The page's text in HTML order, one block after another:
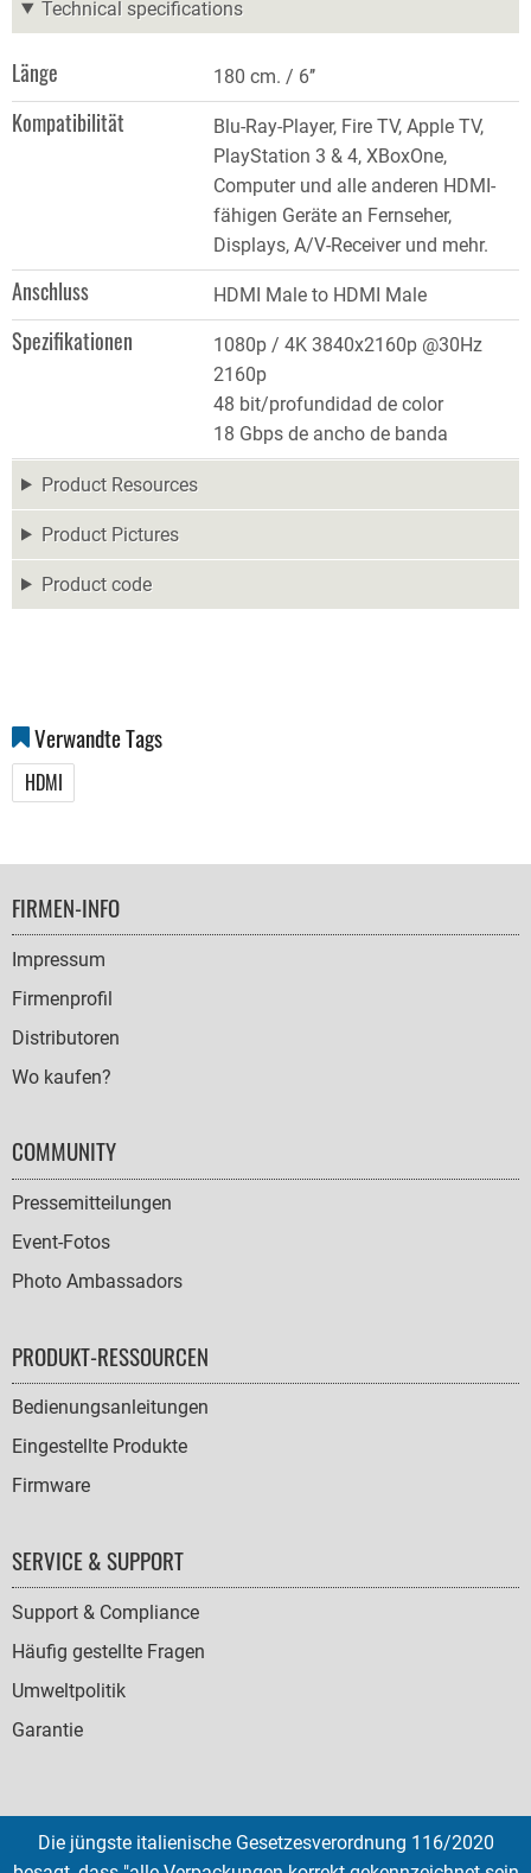
Technical specifications
Länge 180 cm. / 6’’
Kompatibilität
Blu-Ray-Player, Fire TV, Apple TV,
PlayStation 3 & 4, XBoxOne,
Computer und alle anderen HDMI-
fähigen Geräte an Fernseher,
Displays, A/V-Receiver und mehr.
Anschluss HDMI Male to HDMI Male
Spezifikationen
1080p / 4K 3840x2160p @30Hz
2160p
48 bit/profundidad de color
18 Gbps de ancho de banda
Product Resources
Product Pictures
Product code
Verwandte Tags
HDMI
FOOTER
NAVIGATION
FIRMEN-INFO
Impressum
Firmenprofil
Distributoren
Wo kaufen?
COMMUNITY
Pressemitteilungen
Event-Fotos
Photo Ambassadors
PRODUKT-RESSOURCEN
Bedienungsanleitungen
Eingestellte Produkte
Firmware
SERVICE & SUPPORT
Support & Compliance
Häufig gestellte Fragen
Umweltpolitik
Garantie
SOCIAL
Die jüngste italienische Gesetzesverordnung 116/2020